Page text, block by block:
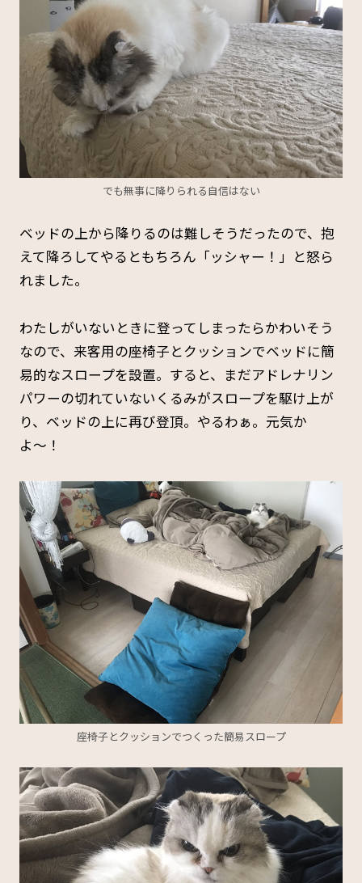
でも無事に降りられる自信はない
ベッドの上から降りるのは難しそうだったので、抱
えて降ろしてやるともちろん「ッシャー！」と怒ら
れました。
わたしがいないときに登ってしまったらかわいそう
なので、来客用の座椅子とクッションでベッドに簡
易的なスロープを設置。すると、まだアドレナリン
パワーの切れていないくるみがスロープを駆け上が
り、ベッドの上に再び登頂。やるわぁ。元気か
よ〜！
座椅子とクッションでつくった簡易スロープ